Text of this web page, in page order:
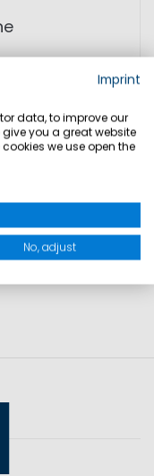
Imprint
data, to improve our
you a great website
we use open the
No, adjust